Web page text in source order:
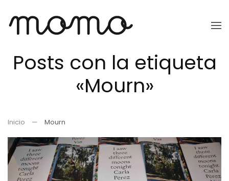
Ir
contenido
principal
Posts con la etiqueta
«Mourn»
Inicio Mourn